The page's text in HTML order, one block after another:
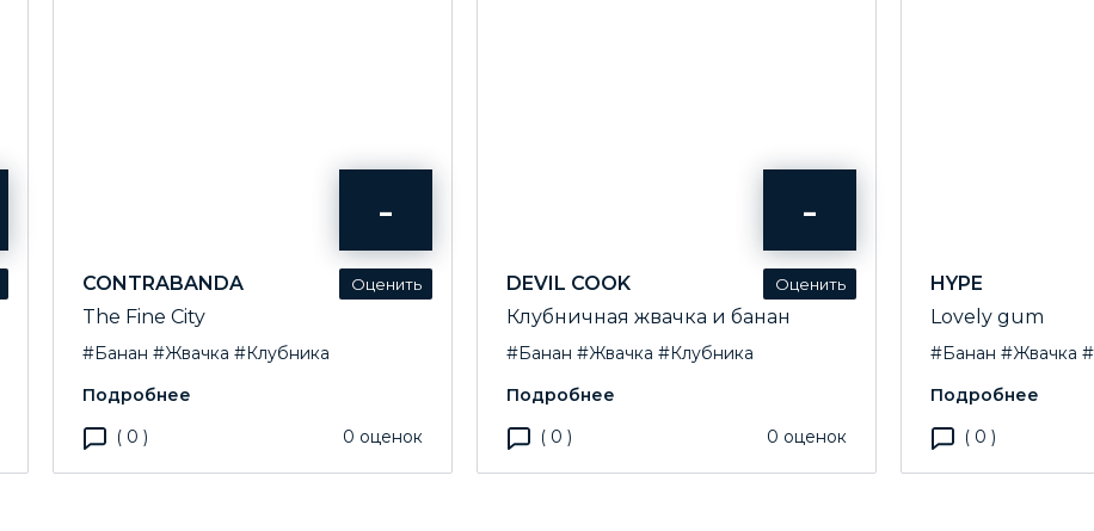
-
CONTRABANDA
The Fine City
#Банан #Жвачка #Клубника
( 0 ) 0 оценок
-
DEVIL COOK
Клубничная жвачка и банан
#Банан #Жвачка #Клубника
( 0 ) 0 оценок
HYPE
Lovely gum
#Банан #Жвачка
( 0 )